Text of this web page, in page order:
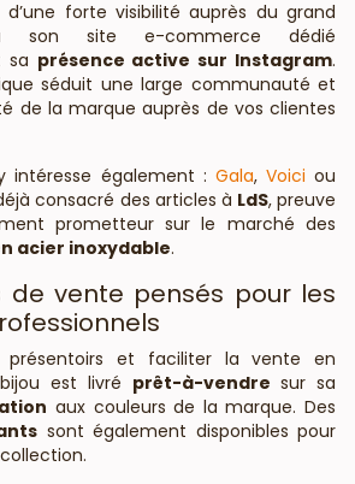
forte visibilité auprès du grand
son site e-commerce dédié
sa présence active sur Instagram.
séduit une large communauté et
de la marque auprès de vos clientes
intéresse également : Gala, Voici ou
consacré des articles à LdS, preuve
prometteur sur le marché des
acier inoxydable.
de vente pensés pour les
présentoirs et faciliter la vente en
est livré prêt-à-vendre sur sa
aux couleurs de la marque. Des
sont également disponibles pour